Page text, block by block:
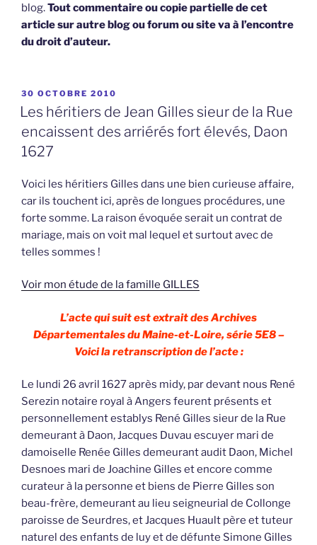
blog.Tout commentaire ou copie partielle de cet
article sur autre blog ou forum ou site va à l’encontre
du droit d’auteur.
PUBLIÉ
LE
30 OCTOBRE 2010
Les héritiers de Jean Gilles sieur de la Rue
encaissent des arriérés fort élevés, Daon
1627
Voici les héritiers Gilles dans une bien curieuse affaire,
car ils touchent ici, après de longues procédures, une
forte somme. La raison évoquée serait un contrat de
mariage, mais on voit mal lequel et surtout avec de
telles sommes !
Voir mon étude de la famille GILLES
L’acte qui suit est extrait des Archives
Départementales du Maine-et-Loire, série 5E8 –
Voici la retranscription de l’acte :
Le lundi 26 avril 1627 après midy, par devant nous René
Serezin notaire royal à Angers feurent présents et
personnellement establys René Gilles sieur de la Rue
demeurant à Daon, Jacques Duvau escuyer mari de
damoiselle Renée Gilles demeurant audit Daon, Michel
Desnoes mari de Joachine Gilles et encore comme
curateur à la personne et biens de Pierre Gilles son
beau-frère, demeurant au lieu seigneurial de Collonge
paroisse de Seurdres, et Jacques Huault père et tuteur
naturel des enfants de luy et de défunte Simone Gilles